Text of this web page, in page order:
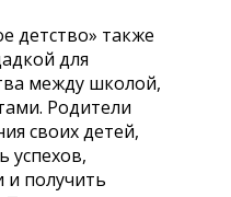
детство» также
для
между школой,
Родители
своих детей,
успехов,
и получить